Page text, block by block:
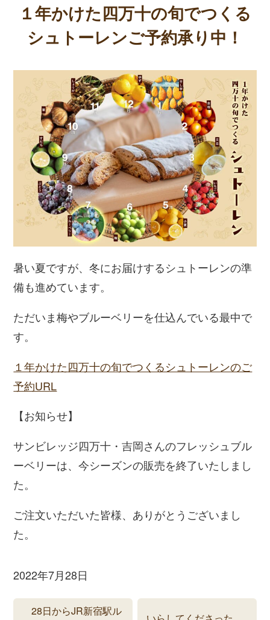
１年かけた四万十の旬でつくる
シュトーレンご予約承り中！
暑い夏ですが、冬にお届けするシュトーレンの準
備も進めています。
ただいま梅やブルーベリーを仕込んでいる最中で
す。
１年かけた四万十の旬でつくるシュトーレンのご
予約URL
【お知らせ】
サンビレッジ四万十・吉岡さんのフレッシュブル
ーベリーは、今シーズンの販売を終了いたしまし
た。
ご注文いただいた皆様、ありがとうございまし
た。
2022年7月28日
28日からJR新宿駅ル